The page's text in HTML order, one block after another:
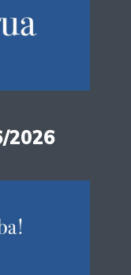
2026